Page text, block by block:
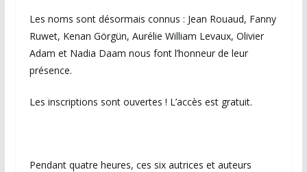
Les noms sont désormais connus : Jean Rouaud, Fanny
Ruwet, Kenan Görgün, Aurélie William Levaux, Olivier
Adam et Nadia Daam nous font l’honneur de leur
présence.
Les inscriptions sont ouvertes ! L’accès est gratuit.
Pendant quatre heures, ces six autrices et auteurs